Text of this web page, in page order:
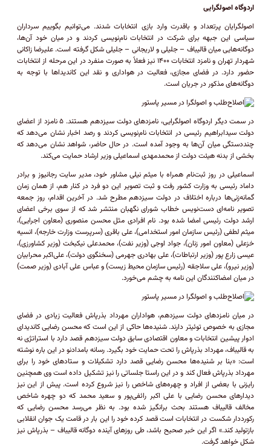
اردوگاه اصولگرایی
اصولگرایان پرتعداد و باقدرت وارد بازی انتخابات شدند. می‌توانیم بگوییم سرداران
سیاسی این جبهه برای شرکت در انتخابات نام‌نویسی کردند و در میان خود آن‌ها،
دوگانه‌هایی میان قالیباف – جلیلی و لاریجانی – جلیلی شکل گرفته است. علیرضا زاکانی
شهردار تهران و نامزد انتخابات ۱۴۰۰ نیز فعلاً به صورت منفرد در این مرحله از انتخابات
حضور دارد. در فضای مجازی، فعالیت در هواداری و نقد این کاندیدا‌ها با توجه به
دوگانه‌های مذکور در جریان است.
در سمت دیگر اردوگاه اصولگرایی، نامزد‌های دولت سیزدهم هستند. ۵ نامزد از اعضای
دولت سیدابراهیم رئیسی در انتخابات نام‌نویسی کردند و رصد اخبار نشان می‌دهد که
چنددستگی میان آن‌ها به وجود آمده است. در حال حاضر، شواهد نشان می‌دهد که
بخشی از بدنه هیئت دولت از محمدمهدی اسماعیلی وزیر ارشاد حمایت می‌کند.
اسماعیلی در روز ثبت‌نام همراه با میثم نیلی مشاور خود، مدیر سایت رجانیوز و برادر
داماد رئیسی به وزارت کشور رفت و ثبت تصویر این دو فرد در کنار هم، از همان زمان
گمانه‌زنی‌ها درباره اختلاف در دولت سیزدهم مطرح شد. در آخرین اقدام، روز جمعه
تصویر نامه‌ای دست‌نویس خطاب شورای نگهبان منتشر شد که از سوی برخی اعضای
ارشد دولت رئیسی امضا شده بود. نام افرادی مثل محسن منصوری (معاون اجرایی)،
میثم لطفی (رئیس سازمان امور استخدامی)، علی باقری (سرپرست وزارت خارجه)، انسیه
خزعلی (معاون امور زنان)، جواد اوجی (وزیر نفت)، محمدعلی نیکبخت (وزیر کشاورزی)،
عیسی زارع پور (وزیر ارتباطات)، علی بهادری جهرمی (سخنگوی دولت)، علی‌اکبر محرابیان
(وزیر نیرو)، علی سلاجقه (رئیس سازمان محیط زیست) و عباس علی آبادی (وزیر صمت)
در میان امضاکنندگان این نامه به چشم می‌خورد.
در میان نامزد‌های دولت سیزدهم، هواداران مهرداد بذرپاش فعالیت زیادی در فضای
مجازی به خصوص توئیتر دارند. شنیده‌ها حاکی از این است که محسن رضایی کاندیدای
ادوار پیشین انتخابات و معاون اقتصادی سابق دولت سیزدهم قصد دارد با استراتژی نه
به قالیباف، مهرداد بذرپاش را تحت حمایت خود بگیرد. رسانه بامدادنو در این باره نوشته
است: «بنا بر شنیده‌ها محسن رضایی قصد دارد تشکیلات و ستاد‌های خود را برای
مهرداد بذرپاش فعال کند و در این راستا جلساتی را نیز تشکیل داده است وی همچنین
رایزنی با بعضی از افراد و چهره‌های شاخص را نیز شروع کرده است. پیش از این نیز
دیدار‌های محسن رضایی با علی اکبر رائفی‌پور و سعید محمد که دو چهره شاخص
مخالف قالیباف هستند بحث برانگیز شده بود. ️به نظر می‌رسد محسن رضایی که
رکورددار شکست در انتخابات است قصد کرده خود را این بار در قامت یک جوان انقلابی
بازتولید کند.» اگر این خبر صحیح باشد، طی روز‌های آینده دوگانه قالیباف – بذرپاش نیز
شکل خواهد گرفت.